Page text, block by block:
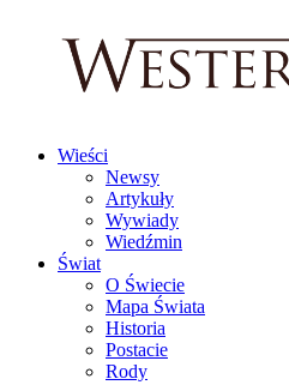
Wieści
Newsy
Artykuły
Wywiady
Wiedźmin
Świat
O Świecie
Mapa Świata
Historia
Postacie
Rody